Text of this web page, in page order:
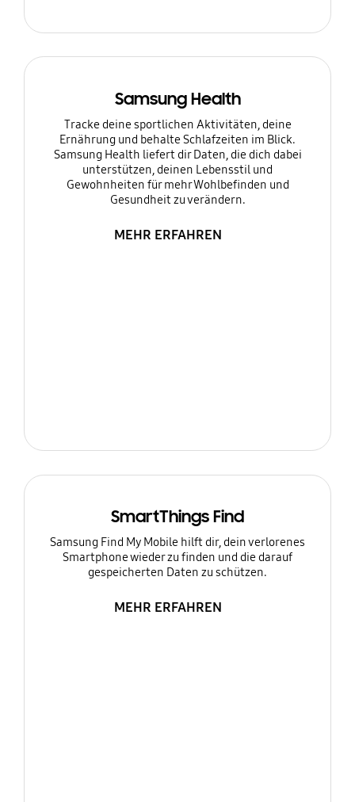
Samsung Health
Tracke deine sportlichen Aktivitäten, deine
Ernährung und behalte Schlafzeiten im Blick.
Samsung Health liefert dir Daten, die dich dabei
unterstützen, deinen Lebensstil und
Gewohnheiten für mehr Wohlbefinden und
Gesundheit zu verändern.
MEHR ERFAHREN
SmartThings Find
Samsung Find My Mobile hilft dir, dein verlorenes
Smartphone wieder zu finden und die darauf
gespeicherten Daten zu schützen.
MEHR ERFAHREN